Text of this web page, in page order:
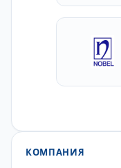
КОМПАНИЯ